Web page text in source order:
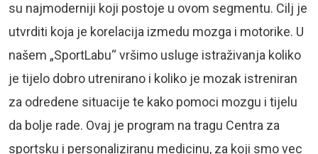
su najmoderniji koji postoje u ovom segmentu. Cilj je
utvrditi koja je korelacija izmedu mozga i motorike. U
našem „SportLabu“ vršimo usluge istraživanja koliko
je tijelo dobro utrenirano i koliko je mozak istreniran
za odredene situacije te kako pomoci mozgu i tijelu
da bolje rade. Ovaj je program na tragu Centra za
sportsku i personaliziranu medicinu, za koji smo vec